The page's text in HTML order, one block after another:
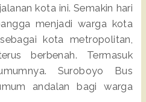
kota ini. Semakin hari
menjadi warga kota
kota metropolitan,
berbenah. Termasuk
Suroboyo Bus
andalan bagi warga